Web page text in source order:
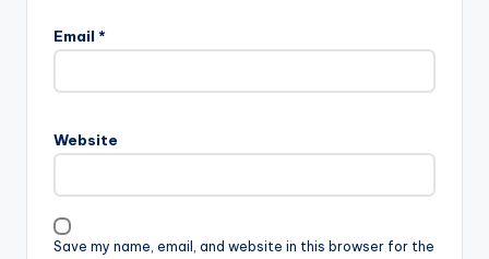
Email *
Website
Save my name, email, and website in this browser for the